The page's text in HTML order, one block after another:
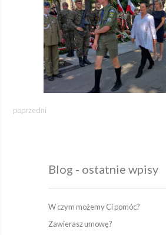
poprzedni
Blog - ostatnie wpisy
W czym możemy Ci pomóc?
Zawierasz umowę?